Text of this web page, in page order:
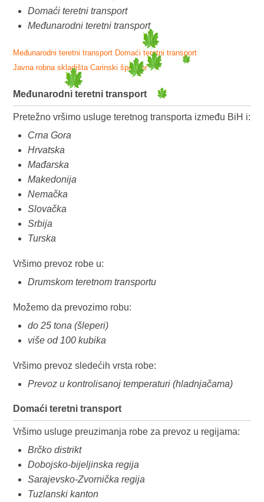
Domaći teretni transport
Međunarodni teretni transport
Međunarodni teretni transport Domaći teretni transport
Javna robna skladišta Carinski špediter
Međunarodni teretni transport
Pretežno vršimo usluge teretnog transporta između BiH i:
Crna Gora
Hrvatska
Mađarska
Makedonija
Nemačka
Slovačka
Srbija
Turska
Vršimo prevoz robe u:
Drumskom teretnom transportu
Možemo da prevozimo robu:
do 25 tona (šleperi)
više od 100 kubika
Vršimo prevoz sledećih vrsta robe:
Prevoz u kontrolisanoj temperaturi (hladnjačama)
Domaći teretni transport
Vršimo usluge preuzimanja robe za prevoz u regijama:
Brčko distrikt
Dobojsko-bijeljinska regija
Sarajevsko-Zvornička regija
Tuzlanski kanton